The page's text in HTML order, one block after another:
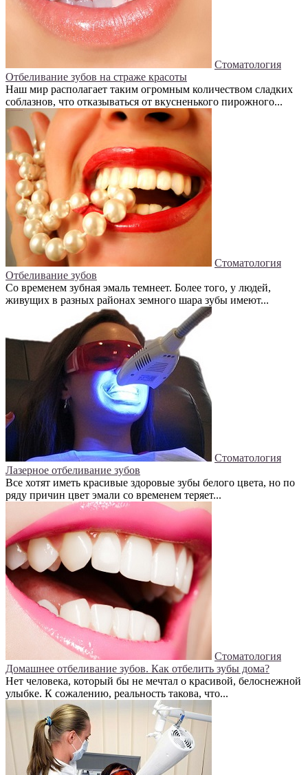
Стоматология
Отбеливание зубов на страже красоты
Наш мир располагает таким огромным количеством сладких
соблазнов, что отказываться от вкусненького пирожного...
Стоматология
Отбеливание зубов
Со временем зубная эмаль темнеет. Более того, у людей,
живущих в разных районах земного шара зубы имеют...
Стоматология
Лазерное отбеливание зубов
Все хотят иметь красивые здоровые зубы белого цвета, но по
ряду причин цвет эмали со временем теряет...
Стоматология
Домашнее отбеливание зубов. Как отбелить зубы дома?
Нет человека, который бы не мечтал о красивой, белоснежной
улыбке. К сожалению, реальность такова, что...